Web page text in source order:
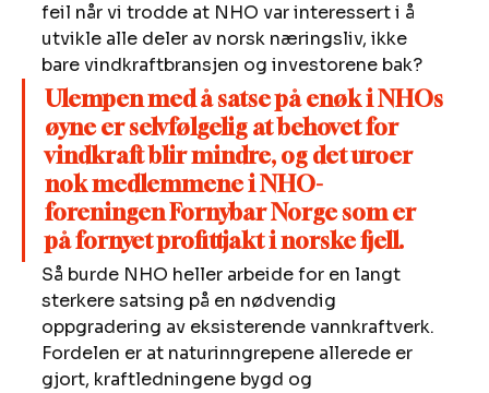
feil når vi trodde at NHO var interessert i å
utvikle alle deler av norsk næringsliv, ikke
bare vindkraftbransjen og investorene bak?
Ulempen med å satse på enøk i NHOs
øyne er selvfølgelig at behovet for
vindkraft blir mindre, og det uroer
nok medlemmene i NHO-
foreningen Fornybar Norge som er
på fornyet profittjakt i norske fjell.
Så burde NHO heller arbeide for en langt
sterkere satsing på en nødvendig
oppgradering av eksisterende vannkraftverk.
Fordelen er at naturinngrepene allerede er
gjort, kraftledningene bygd og